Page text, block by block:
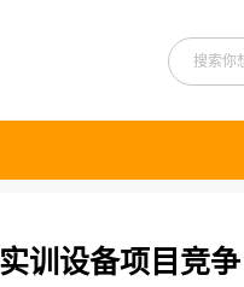
训设备项目竞争